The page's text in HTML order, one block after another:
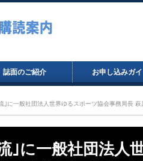
誌面のご紹介 お申し込みガ
｣に一般社団法人世界ゆるスポーツ協会事務局長
｣に一般社団法人